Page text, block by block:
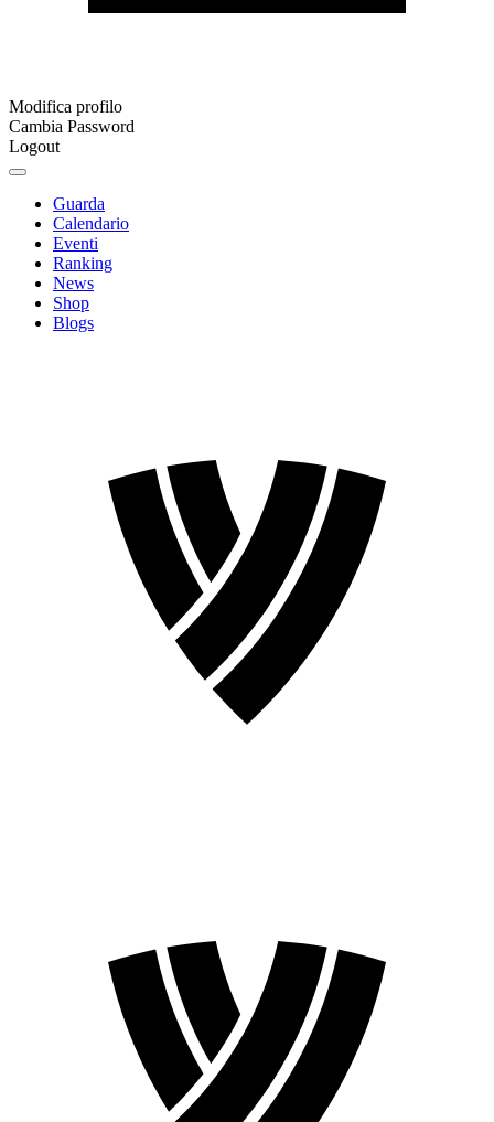
Modifica profilo
Cambia Password
Logout
Guarda
Calendario
Eventi
Ranking
News
Shop
Blogs